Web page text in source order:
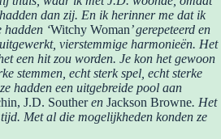
dan zij. En ik herinner me dat ik
hadden ‘Witchy Woman’ gerepeteerd en
vierstemmige harmonieën. Het
een hit zou worden. Je kon het gewoon
stemmen, echt sterk spel, echt sterke
hadden een uitgebreide pool aan
J.D. Southeren Jackson Browne. Het
Met al die mogelijkheden konden ze